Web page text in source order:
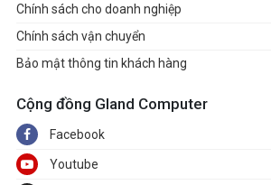
Chính sách cho doanh nghiệp
Chính sách vận chuyển
Bảo mật thông tin khách hàng
Cộng đồng Gland Computer
Facebook
Youtube